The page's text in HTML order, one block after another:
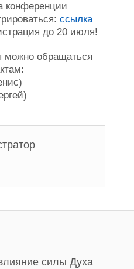
конференции
ссылка
до 20 июля!
можно обращаться
силы Духа